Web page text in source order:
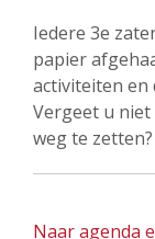
Iedere 3e
papier
activiteiten en
Vergeet u
weg te zetten?
Naar agenda